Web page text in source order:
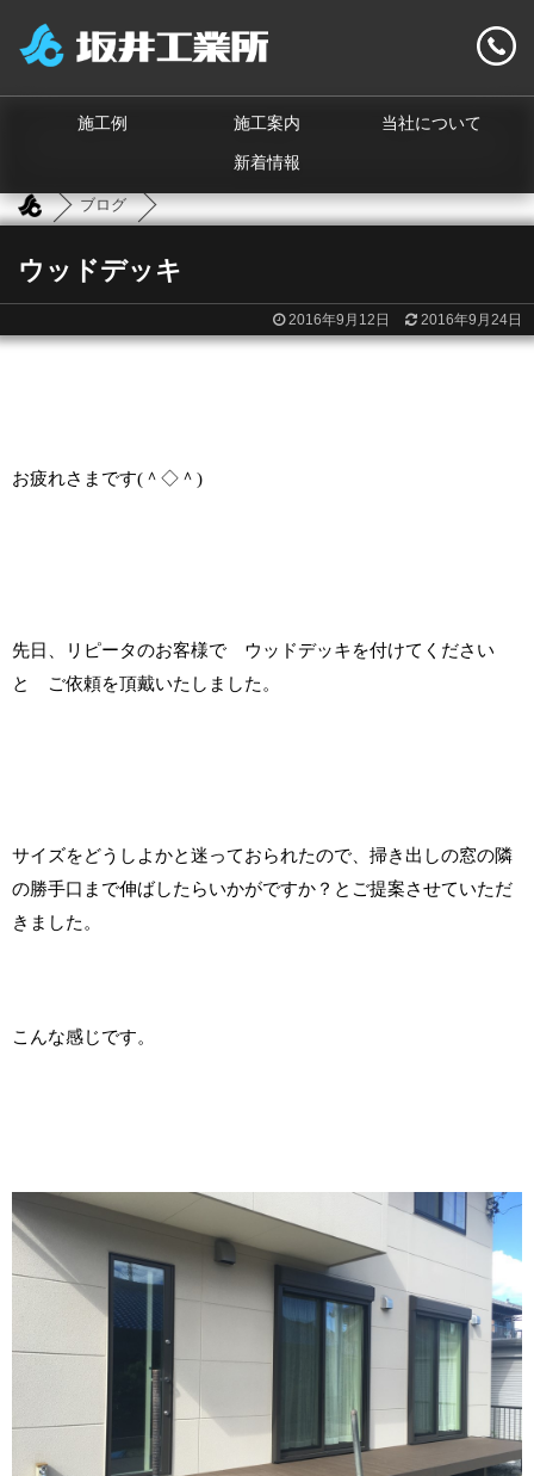
施工例 施工案内 当社について
新着情報
ブログ
ウッドデッキ
2016年9月12日 2016年9月24日
お疲れさまです( ＾◇＾ )
先日、リピータのお客様で ウッドデッキを付けてください
と ご依頼を頂戴いたしました。
サイズをどうしよかと迷っておられたので、掃き出しの窓の隣
の勝手口まで伸ばしたらいかがですか？とご提案させていただ
きました。
こんな感じです。